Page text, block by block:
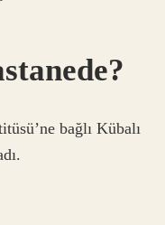
bağlı Kübalı